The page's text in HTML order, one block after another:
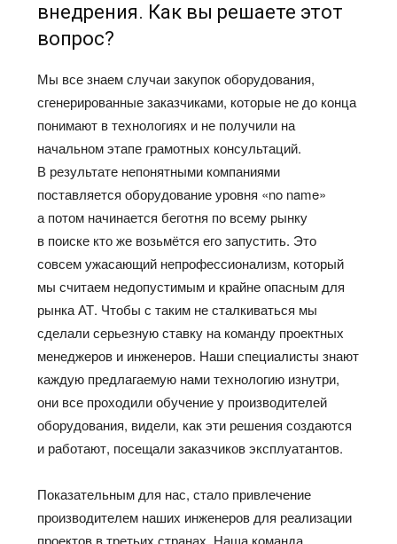
внедрения. Как вы решаете этот
вопрос?
Мы все знаем случаи закупок оборудования,
сгенерированные заказчиками, которые не до конца
понимают в технологиях и не получили на
начальном этапе грамотных консультаций.
В результате непонятными компаниями
поставляется оборудование уровня «no name»
а потом начинается беготня по всему рынку
в поиске кто же возьмётся его запустить. Это
совсем ужасающий непрофессионализм, который
мы считаем недопустимым и крайне опасным для
рынка АТ. Чтобы с таким не сталкиваться мы
сделали серьезную ставку на команду проектных
менеджеров и инженеров. Наши специалисты знают
каждую предлагаемую нами технологию изнутри,
они все проходили обучение у производителей
оборудования, видели, как эти решения создаются
и работают, посещали заказчиков эксплуатантов.
Показательным для нас, стало привлечение
производителем наших инженеров для реализации
проектов в третьих странах. Наша команда